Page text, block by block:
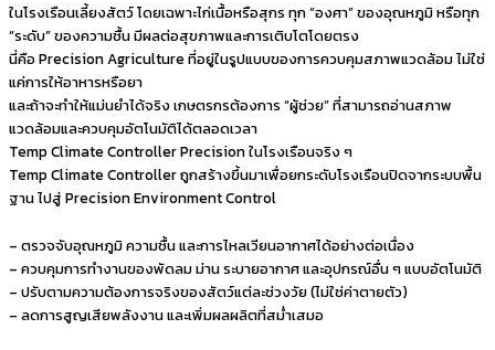
ในโรงเรือนเลี้ยงสัตว์ โดยเฉพาะไก่เนื้อหรือสุกร ทุก “องศา” ของอุณหภูมิ หรือทุก
“ระดับ” ของความชื้น มีผลต่อสุขภาพและการเติบโตโดยตรง
นี่คือ Precision Agriculture ที่อยู่ในรูปแบบของการควบคุมสภาพแวดล้อม ไม่ใช่
แค่การให้อาหารหรือยา
และถ้าจะทำให้แม่นยำได้จริง เกษตรกรต้องการ “ผู้ช่วย” ที่สามารถอ่านสภาพ
แวดล้อมและควบคุมอัตโนมัติได้ตลอดเวลา
Temp Climate Controller Precision ในโรงเรือนจริง ๆ
Temp Climate Controller ถูกสร้างขึ้นมาเพื่อยกระดับโรงเรือนปิดจากระบบพื้น
ฐาน ไปสู่ Precision Environment Control
– ตรวจจับอุณหภูมิ ความชื้น และการไหลเวียนอากาศได้อย่างต่อเนื่อง
– ควบคุมการทำงานของพัดลม ม่าน ระบายอากาศ และอุปกรณ์อื่น ๆ แบบอัตโนมัติ
– ปรับตามความต้องการจริงของสัตว์แต่ละช่วงวัย (ไม่ใช่ค่าตายตัว)
– ลดการสูญเสียพลังงาน และเพิ่มผลผลิตที่สม่ำเสมอ